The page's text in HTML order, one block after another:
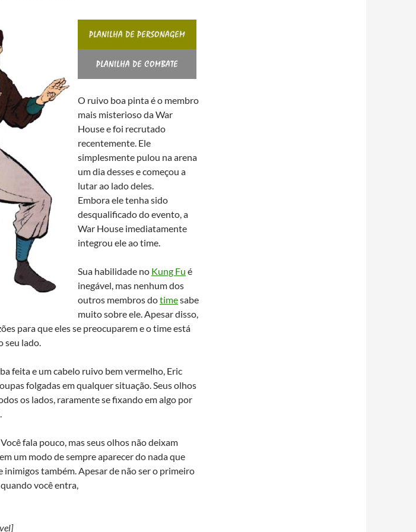
O ruivo boa pinta é o membro
mais misterioso da War
House e foi recrutado
recentemente. Ele
simplesmente pulou na arena
um dia desses e começou a
lutar ao lado deles.
Embora ele tenha sido
desqualificado do evento, a
War House imediatamente
integrou ele ao time.
Sua habilidade no Kung Fu é
inegável, mas nenhum dos
outros membros dotimesabe
muito sobre ele. Apesar disso,
para que eles se preocuparem e o time está
seu lado.
feita e um cabelo ruivo bem vermelho, Eric
folgadas em qualquer situação. Seus olhos
os lados, raramente se fixando em algo por
Você fala pouco, mas seus olhos não deixam
um modo de sempre aparecer do nada que
inimigos também. Apesar de não ser o primeiro
você entra,